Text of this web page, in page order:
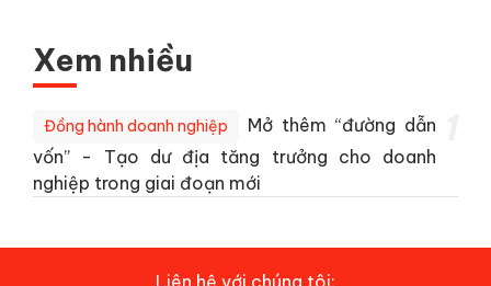
Xem nhiều
Đồng hành doanh nghiệp
Mở thêm “đường dẫn
vốn” - Tạo dư địa tăng trưởng cho doanh
nghiệp trong giai đoạn mới
Liên hệ với chúng tôi: